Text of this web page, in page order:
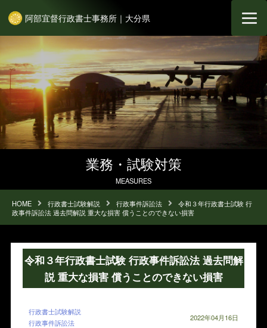
阿部宜督行政書士事務所｜大分県
業務・試験対策
MEASURES
HOME 行政書士試験解説 行政事件訴訟法
令和３年行政書士試験 行
政事件訴訟法 過去問解説 重大な損害 償うことのできない損害
令和３年行政書士試験 行政事件訴訟法 過去問解
説 重大な損害 償うことのできない損害
行政書士試験解説
行政事件訴訟法
2022年04月16日